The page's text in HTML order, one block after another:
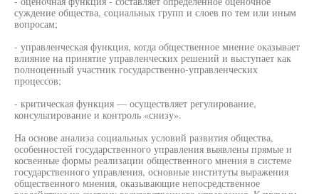
суждение общества, социальных групп и слоев по тем или иным
вопросам;
- управленческая функция, когда общественное мнение оказывает
влияние на принятие управленческих решений и выступает как
полноценный участник государственно-управленческих
процессов;
- критическая функция — осуществляет регулирование,
консультирование и контроль «снизу».
На основе анализа социальных условий развития общества,
особенностей государственного управления выявлены прямые и
косвенные формы реализации общественного мнения в системе
государственного управления, основные институты выражения
общественного мнения, оказывающие непосредственное